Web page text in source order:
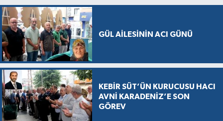
GÜL AİLESİNİN ACI GÜNÜ
KEBİR SÜT’ÜN KURUCUSU HACI
AVNİ KARADENİZ’E SON
GÖREV